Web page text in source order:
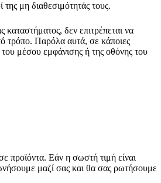
μη διαθεσιμότητάς τους.
δεν επιτρέπεται να
τρόπο. Παρόλα αυτά, σε κάποιες
μέσου εμφάνισης ή της οθόνης του
προϊόντα. Εάν η σωστή τιμή είναι
μαζί σας και θα σας ρωτήσουμε